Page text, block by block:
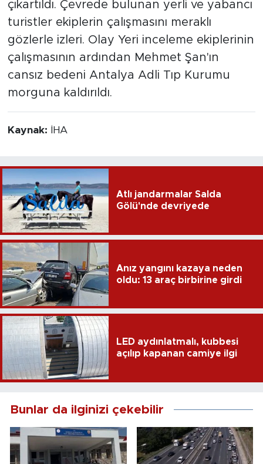
çıkartıldı. Çevrede bulunan yerli ve yabancı
turistler ekiplerin çalışmasını meraklı
gözlerle izleri. Olay Yeri inceleme ekiplerinin
çalışmasının ardından Mehmet Şan'ın
cansız bedeni Antalya Adli Tıp Kurumu
morguna kaldırıldı.
Kaynak: İHA
Atlı jandarmalar Salda
Gölü'nde devriyede
Anız yangını kazaya neden
oldu: 13 araç birbirine girdi
LED aydınlatmalı, kubbesi
açılıp kapanan camiye ilgi
Bunlar da ilginizi çekebilir